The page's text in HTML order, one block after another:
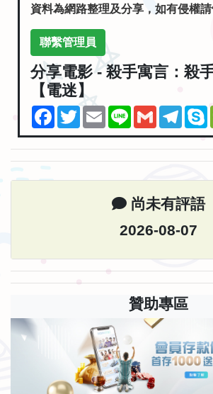
資料為網路整理及分享，如有侵權請
聯繫管理員
分享電影 - 殺手寓言：殺
【電迷】
Facebook
TwitterEmailLine Gmail
尚未有評語
2026-08-07
贊助專區